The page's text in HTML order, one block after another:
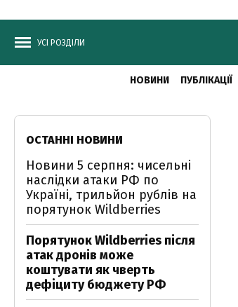
УСІ РОЗДІЛИ
НОВИНИ ПУБЛІКАЦІЇ
ОСТАННІ НОВИНИ
Новини 5 серпня: чисельні
наслідки атаки РФ по
Україні, трильйон рублів на
порятунок Wildberries
Порятунок Wildberries після
атак дронів може
коштувати як чверть
дефіциту бюджету РФ